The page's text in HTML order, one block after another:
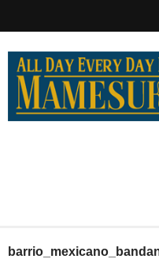
ホーム